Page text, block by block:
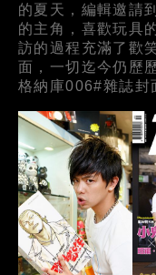
的夏天，編輯邀請
的主角，喜歡玩具
訪的過程充滿了歡
面，一切迄今仍歷
格納庫006#雜誌